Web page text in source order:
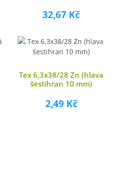
32,67 Kč
Tex 6,3x38/28 Zn (hlava
šestihran 10 mm)
2,49 Kč